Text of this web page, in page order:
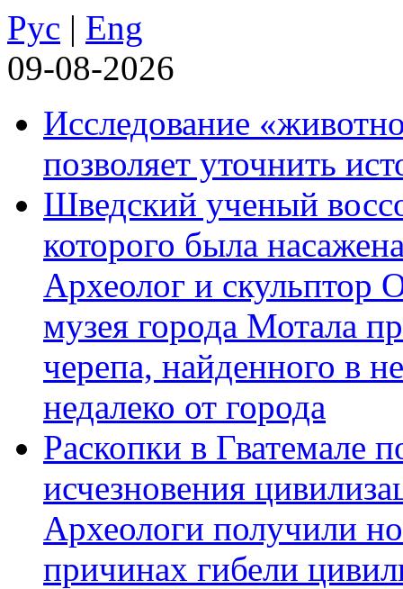
Рус | Eng
09-08-2026
Исследование
позволяет уточнить
Шведский ученый
которого была
Археолог и скульптор
музея города Мотала
черепа, найденного в
недалеко от города
Раскопки в Гватемале
исчезновения
Археологи получили
причинах гибели